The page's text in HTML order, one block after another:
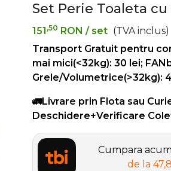
Set Perie Toaleta
151 ,50 RON / set (TVA inclus)
Transport Gratuit pentru
mai mici(<32kg): 30 lei;
Grele/Volumetrice(>32kg):
🚛Livrare prin Flota sau
Deschidere+Verificare
Cumpara
de la